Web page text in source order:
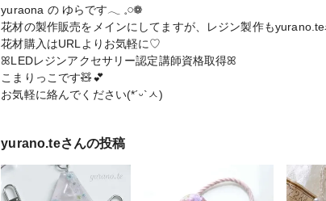
yuraona の ゆらです𓂃 𓈒𓏸❁
花材の製作販売をメインにしてますが、レジン製作も
花材購入はURLよりお気軽に♡︎
ꕤLEDレジンアクセサリー認定講師資格取得ꕤ
こまりっこです🧸💕
お気軽に絡んでください(*´ᵕ`ㅅ)
yurano.teさんの投稿